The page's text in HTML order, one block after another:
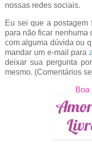
nossas redes sociais.
Eu sei que a postagem
para não ficar nenhuma
com alguma dúvida ou
mandar um e-mail para
deixar sua pergunta
mesmo. (Comentários
Boa